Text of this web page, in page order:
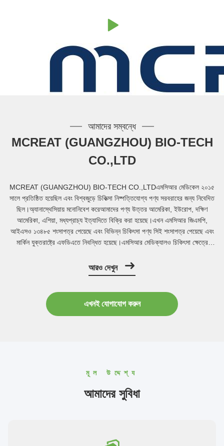
আমাদের সম্বন্ধে
MCREAT (GUANGZHOU) BIO-TECH
CO.,LTD
MCREAT (GUANGZHOU) BIO-TECH CO.,LTDএমসিআর মেডিকেল ২০১৫
সালে প্রতিষ্ঠিত হয়েছিল এবং বিশ্বজুড়ে চিকিত্সা নিষ্পত্তিযোগ্য পণ্য সরবরাহের জন্য নিবেদিত
ছিল।অ্যানাস্থেসিয়ায় মনোনিবেশ করেআমাদের পণ্য উত্তর আমেরিকা, ইউরোপ, দক্ষিণ
আমেরিকা, এশিয়া, মধ্যপ্রাচ্য ইত্যাদিতে বিক্রি করা হয়েছে।এখন এমসিআর জিএমপি,
আইএসও ১৩৪৮৫ শংসাপত্র পেয়েছে এবং বিভিন্ন চিকিৎসা পণ্য সিই শংসাপত্র পেয়েছে এবং
মার্কিন যুক্তরাষ্ট্রে এফডিএতে নিবন্ধিত হয়েছে।এমসিআর মেডিক্যালও চিকিৎসা ক্ষেত্রে
আরও দেখুন
এখনই যোগাযোগ করুন
মূল উদ্দেশ্য
আমাদের সুবিধা